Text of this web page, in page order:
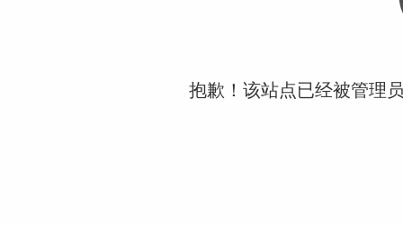
抱歉！该站点已经被管理